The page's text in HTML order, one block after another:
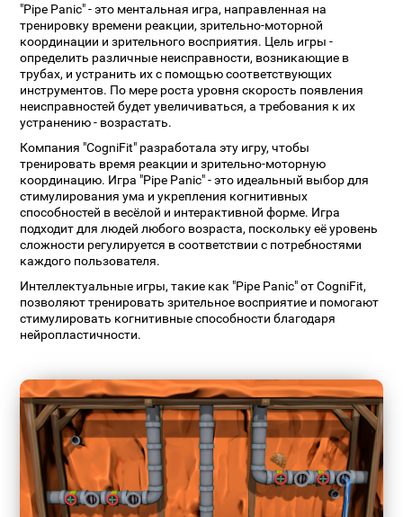
"Pipe Panic" - это ментальная игра, направленная на
тренировку времени реакции, зрительно-моторной
координации и зрительного восприятия. Цель игры -
определить различные неисправности, возникающие в
трубах, и устранить их с помощью соответствующих
инструментов. По мере роста уровня скорость появления
неисправностей будет увеличиваться, а требования к их
устранению - возрастать.
Компания "CogniFit" разработала эту игру, чтобы
тренировать время реакции и зрительно-моторную
координацию. Игра "Pipe Panic" - это идеальный выбор для
стимулирования ума и укрепления когнитивных
способностей в весёлой и интерактивной форме. Игра
подходит для людей любого возраста, поскольку её уровень
сложности регулируется в соответствии с потребностями
каждого пользователя.
Интеллектуальные игры, такие как "Pipe Panic" от CogniFit,
позволяют тренировать зрительное восприятие и помогают
стимулировать когнитивные способности благодаря
нейропластичности.